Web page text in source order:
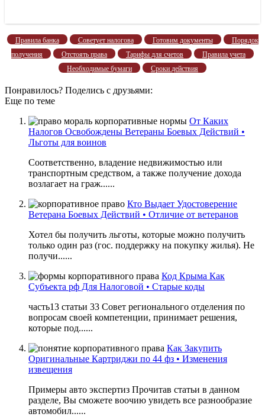
Правила банка Советует налогова Готовим документы
Порядок
получения
Отстоять права Тарифы для счетов
Правила учета
Необходимые бумаги
Сроки действия
Понравилось? Поделись с друзьями:
Еще по теме
От Каких
Налогов Освобождены Ветераны Боевых Действий •
Льготы для воинов
Соответственно, владение недвижимостью или
транспортным средством, а также получение дохода
возлагает на граж......
Кто Выдает Удостоверение
Ветерана Боевых Действий • Отличие от ветеранов
Хотел бы получить льготы, которые можно получить
только один раз (гос. поддержку на покупку жилья). Не
получи......
Код Крыма Как
Субъекта рф Для Налоговой • Старые коды
часть13 статьи 33 Совет регионального отделения по
вопросам своей компетенции, принимает решения,
которые под......
Как Закупить
Оригинальные Картриджи по 44 фз • Изменения
извещения
Примеры авто экспертиз Прочитав статьи в данном
разделе, Вы сможете воочию увидеть все разнообразие
автомобил......